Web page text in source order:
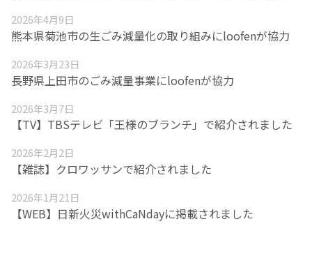
2026年4月9日
熊本県菊池市の生ごみ減量化の取り組みにloofenが協力
2026年3月23日
長野県上田市のごみ減量事業にloofenが協力
2026年3月7日
【TV】TBSテレビ「王様のブランチ」で紹介されました
2026年2月2日
【雑誌】クロワッサンで紹介されました
2026年1月21日
【WEB】日新火災withCaNdayに掲載されました